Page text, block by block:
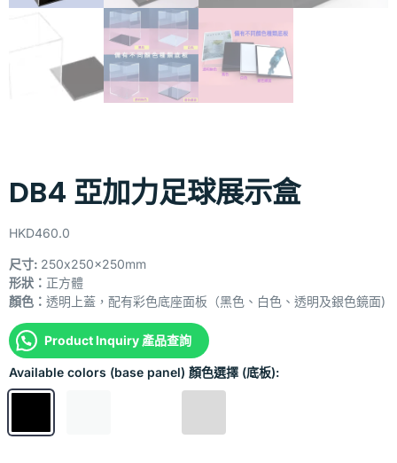
DB4 亞加力足球展示盒
HKD460.0
尺寸: 250x250x250mm
形狀： 正方體
顏色： 透明上蓋，配有彩色底座面板（黑色、白色、透明及銀色鏡面)
Product Inquiry 產品查詢
Available colors (base panel) 顏色選擇 (底板):